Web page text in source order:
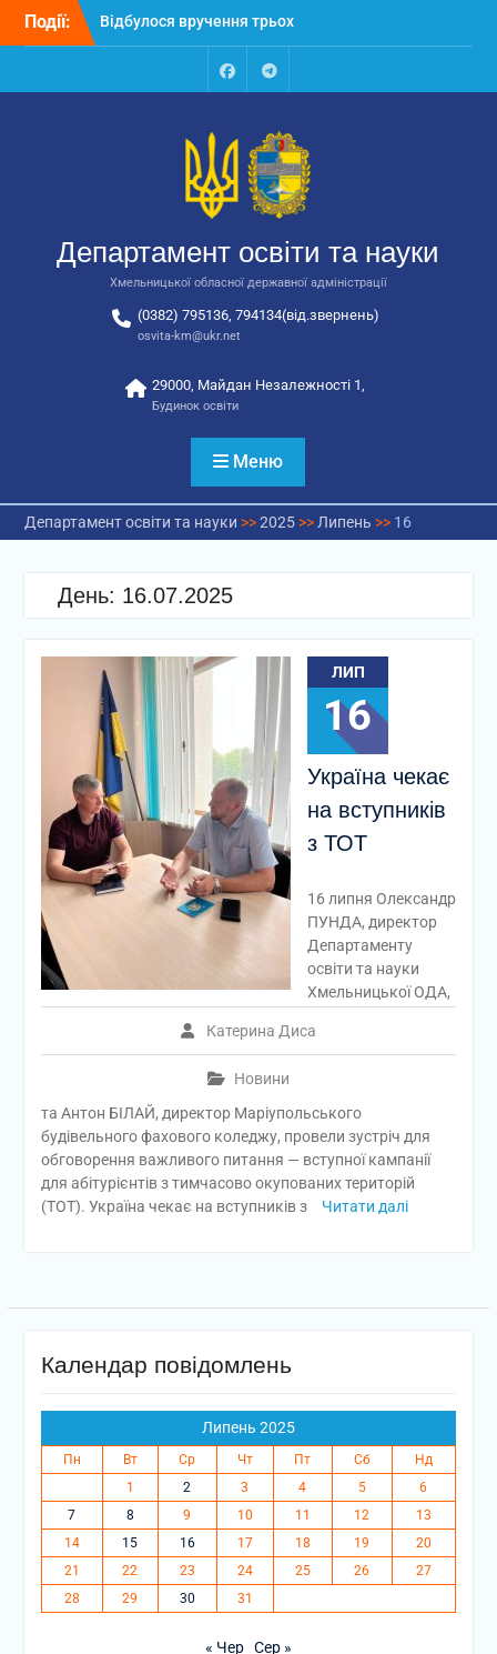
Перейти
Події:
Відбулося вручення трьох
автобусів для потреб
Відбулося засідання
освіти та науки обласної
державної адміністрації
Відбулась обласна
національно-патріотичне
виховання
FacebookTalegram
Департамент освіти та науки
Хмельницької обласної державної адміністрації
(0382) 795136, 794134(від.звернень)
osvita-km@ukr.net
29000, Майдан Незалежності 1,
Будинок освіти
Меню
Департамент освіти та науки >>2025>> Липень >> 16
День: 16.07.2025
ЛИП
16
Україна чекає
на вступників
з ТОТ
Катерина Диса
Новини
16 липня Олександр
ПУНДА, директор
Департаменту
освіти та науки
Хмельницької ОДА,
та Антон БІЛАЙ, директор Маріупольського
будівельного фахового коледжу, провели зустріч для
обговорення важливого питання — вступної кампанії
для абітурієнтів з тимчасово окупованих територій
(ТОТ). Україна чекає на вступників з
Читати далі
Календар повідомлень
Липень 2025
Пн Вт Ср Чт Пт Сб
Нд
1
2 3 4 5
6
7
8 9 10 11 12
13
14
15 16 17 18 19
20
21
22 23 24 25 26
27
28
29 30 31
« Чер Сер »